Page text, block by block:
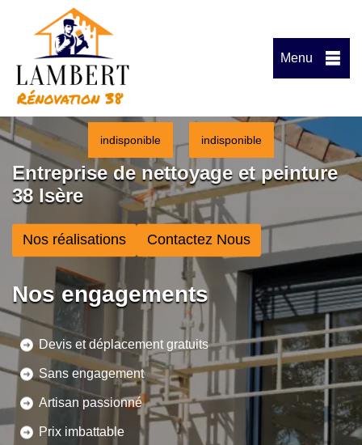
Menu
indisponible indisponible
Entreprise de nettoyage et peinture
38 Isère
Nos réalisations Contactez Nous
Nos engagements
Devis et déplacement gratuits
Sans engagement
Artisan passionné
Prix imbattable